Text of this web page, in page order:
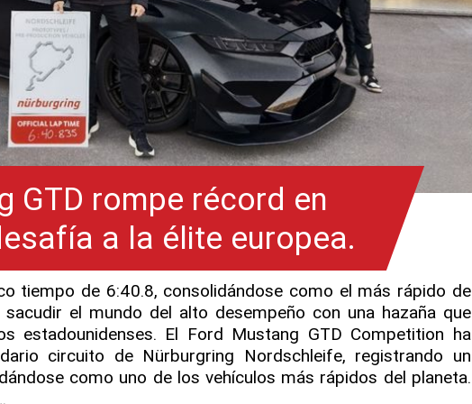
GTD rompe récord en
a la élite europea.
tiempo de 6:40.8, consolidándose como el más rápido de
el mundo del alto desempeño con una hazaña que
estadounidenses. El Ford Mustang GTD Competition ha
circuito de Nürburgring Nordschleife, registrando un
como uno de los vehículos más rápidos del planeta.